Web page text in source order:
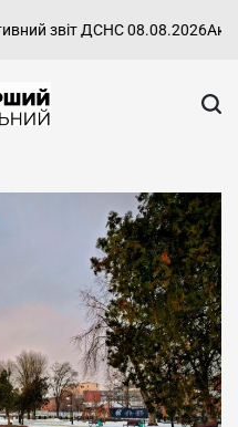
звіт ДСНС 08.08.2026